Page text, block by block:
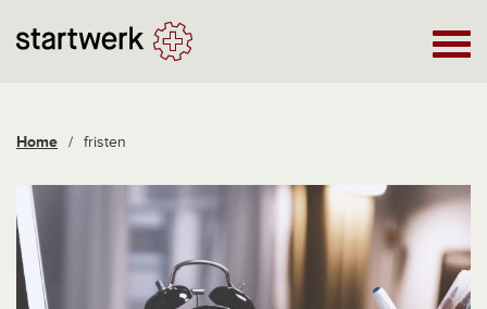
Home / fristen